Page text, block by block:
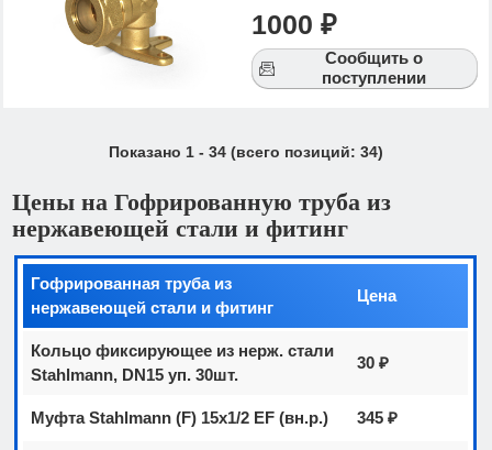
1000 ₽
Сообщить о
поступлении
Показано 1 - 34 (всего позиций: 34)
Цены на Гофрированную труба из
нержавеющей стали и фитинг
Гофрированная труба из
нержавеющей стали и фитинг
Цена
Кольцо фиксирующее из нерж. стали
Stahlmann, DN15 уп. 30шт.
30 ₽
Муфта Stahlmann (F) 15х1/2 EF (вн.р.) 345 ₽